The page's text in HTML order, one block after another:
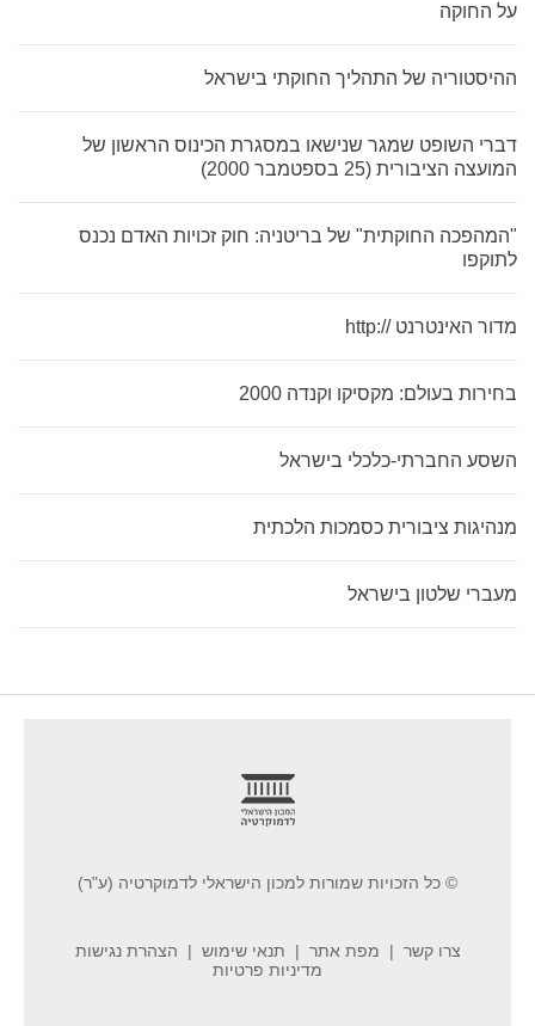
על החוקה
ההיסטוריה של התהליך החוקתי בישראל
דברי השופט שמגר שנישאו במסגרת הכינוס הראשון של
המועצה הציבורית (25 בספטמבר 2000)
"המהפכה החוקתית" של בריטניה: חוק זכויות האדם נכנס
לתוקפו
מדור האינטרנט //:http
בחירות בעולם: מקסיקו וקנדה 2000
השסע החברתי-כלכלי בישראל
מנהיגות ציבורית כסמכות הלכתית
מעברי שלטון בישראל
© כל הזכויות שמורות למכון הישראלי לדמוקרטיה (ע"ר)
צרו קשר מפת אתר תנאי שימוש
הצהרת נגישות
מדיניות פרטיות